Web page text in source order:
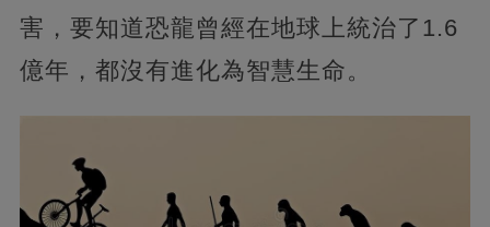
害，要知道恐龍曾經在地球上統治了1.6
億年，都沒有進化為智慧生命。